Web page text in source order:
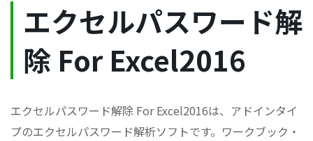
エクセルパスワード解
除 For Excel2016
エクセルパスワード解除 For Excel2016は、アドインタイ
プのエクセルパスワード解析ソフトです。ワークブック・